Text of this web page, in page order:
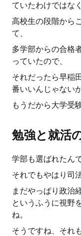
ていたわけではなく
高校生の段階から
て、
多学部からの合格
っていたので、
それだったら早稲
番いいんじゃない
もうだから大学受
勉強と就活
学部も選ばれたん
それでもやはり司
まだやっぱり政治
というふうに視野
ね。
そうですね、それ